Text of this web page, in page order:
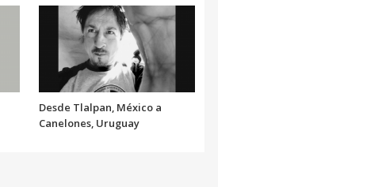
Desde Tlalpan, México a
Canelones, Uruguay